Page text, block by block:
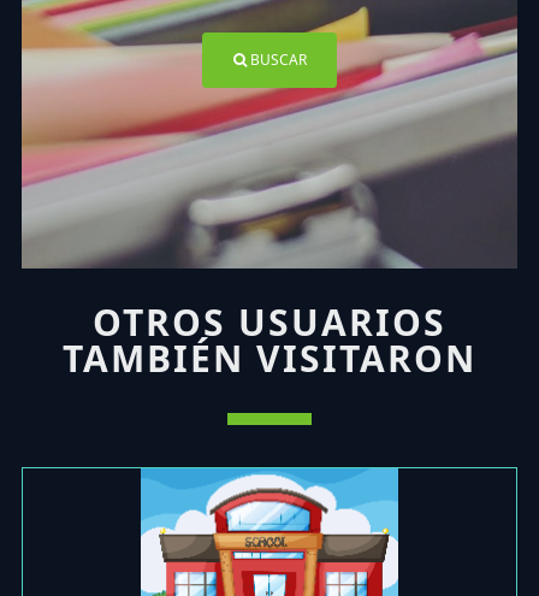
BUSCAR
OTROS USUARIOS
TAMBIÉN VISITARON